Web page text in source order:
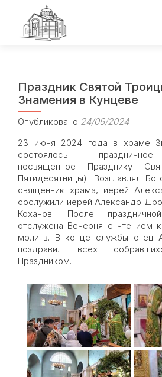
Праздник Святой
Знамения в Кунцеве
Опубликовано 24/06/2024
23 июня 2024 года в храме
состоялось
посвященное Празднику
Пятидесятницы). Возглавлял
священник храма, иерей
сослужили иерей Александр
Коханов. После
отслужена Вечерня с чтением
молитв. В конце службы отец
поздравил всех
Праздником.